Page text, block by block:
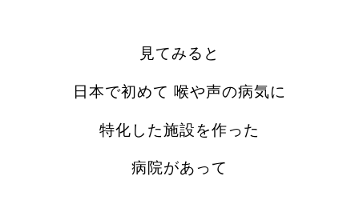
見てみると
日本で初めて 喉や声の病気に
特化した施設を作った
病院があって